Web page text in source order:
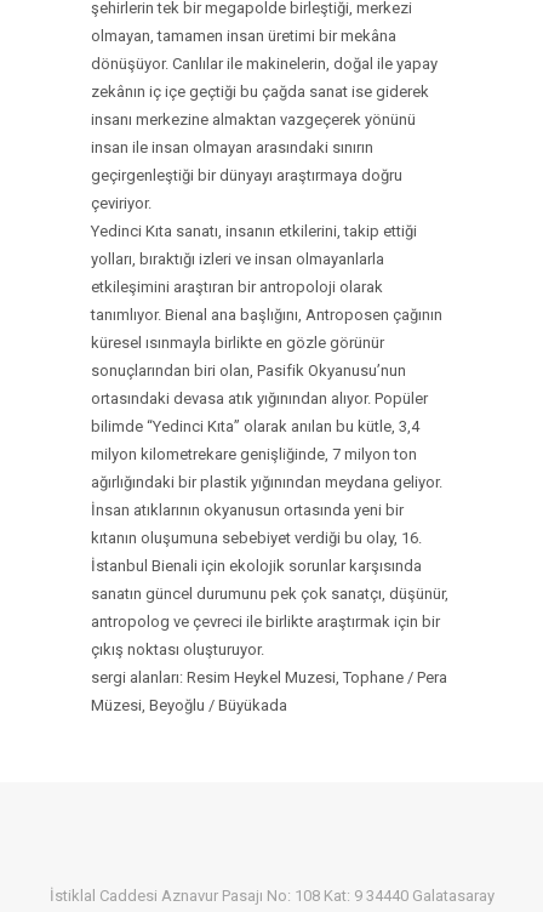
şehirlerin tek bir megapolde birleştiği, merkezi
olmayan, tamamen insan üretimi bir mekâna
dönüşüyor. Canlılar ile makinelerin, doğal ile yapay
zekânın iç içe geçtiği bu çağda sanat ise giderek
insanı merkezine almaktan vazgeçerek yönünü
insan ile insan olmayan arasındaki sınırın
geçirgenleştiği bir dünyayı araştırmaya doğru
çeviriyor.
Yedinci Kıta sanatı, insanın etkilerini, takip ettiği
yolları, bıraktığı izleri ve insan olmayanlarla
etkileşimini araştıran bir antropoloji olarak
tanımlıyor. Bienal ana başlığını, Antroposen çağının
küresel ısınmayla birlikte en gözle görünür
sonuçlarından biri olan, Pasifik Okyanusu’nun
ortasındaki devasa atık yığınından alıyor. Popüler
bilimde “Yedinci Kıta” olarak anılan bu kütle, 3,4
milyon kilometrekare genişliğinde, 7 milyon ton
ağırlığındaki bir plastik yığınından meydana geliyor.
İnsan atıklarının okyanusun ortasında yeni bir
kıtanın oluşumuna sebebiyet verdiği bu olay, 16.
İstanbul Bienali için ekolojik sorunlar karşısında
sanatın güncel durumunu pek çok sanatçı, düşünür,
antropolog ve çevreci ile birlikte araştırmak için bir
çıkış noktası oluşturuyor.
sergi alanları: Resim Heykel Muzesi, Tophane / Pera
Müzesi, Beyoğlu / Büyükada
İstiklal Caddesi Aznavur Pasajı No: 108 Kat: 9 34440 Galatasaray